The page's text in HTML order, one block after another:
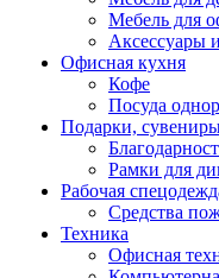
Мебель для
Аксессуары
Офисная кухня
Кофе
Посуда
Подарки,
Рамки для
Рабочая
Средства
Техника
Офисная